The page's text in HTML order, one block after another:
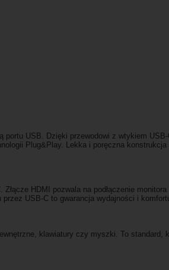
USB. Dzięki przewodowi z wtykiem USB-
Plug&Play. Lekka i poręczna konstrukcja
HDMI pozwala na podłączenie
USB-C to gwarancja wydajności i
klawiatury czy myszki. To standard,